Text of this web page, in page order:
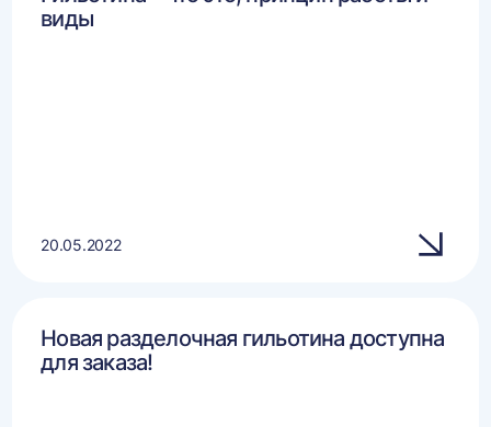
виды
20.05.2022
Новая разделочная гильотина доступна
для заказа!